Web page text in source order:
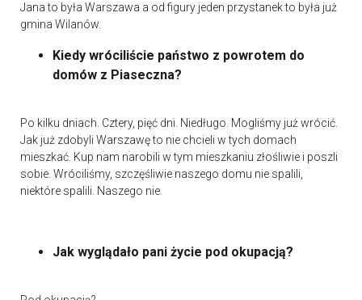
Jana to była Warszawa a od figury jeden przystanek to była już
gmina Wilanów.
Kiedy wróciliście państwo z powrotem do
domów z Piaseczna?
Po kilku dniach. Cztery, pięć dni. Niedługo. Mogliśmy już wrócić.
Jak już zdobyli Warszawę to nie chcieli w tych domach
mieszkać. Kup nam narobili w tym mieszkaniu złośliwie i poszli
sobie. Wróciliśmy, szczęśliwie naszego domu nie spalili,
niektóre spalili. Naszego nie.
Jak wyglądało pani życie pod okupacją?